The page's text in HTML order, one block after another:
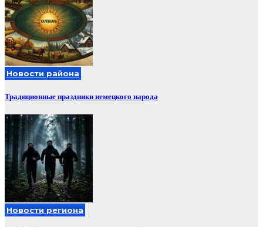
Новости района
Традиционные праздники немецкого народа
Новости региона